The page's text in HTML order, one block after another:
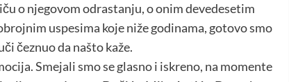
o njegovom odrastanju, o onim devedesetim
uspesima koje niže godinama, gotovo smo
čeznuo da našto kaže.
Smejali smo se glasno i iskreno, na momente